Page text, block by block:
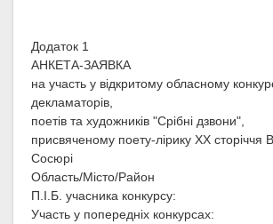
Додаток 1
АНКЕТА-ЗАЯВКА
на участь у відкритому обласному
декламаторів,
поетів та художників "Срібні дзвони",
присвяченому поету-лірику ХХ сторіччя
Сосюрі
Область/Місто/Район
П.І.Б. учасника конкурсу:
Участь у попередніх конкурсах: